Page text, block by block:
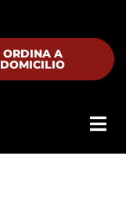
ORDINA A
DOMICILIO